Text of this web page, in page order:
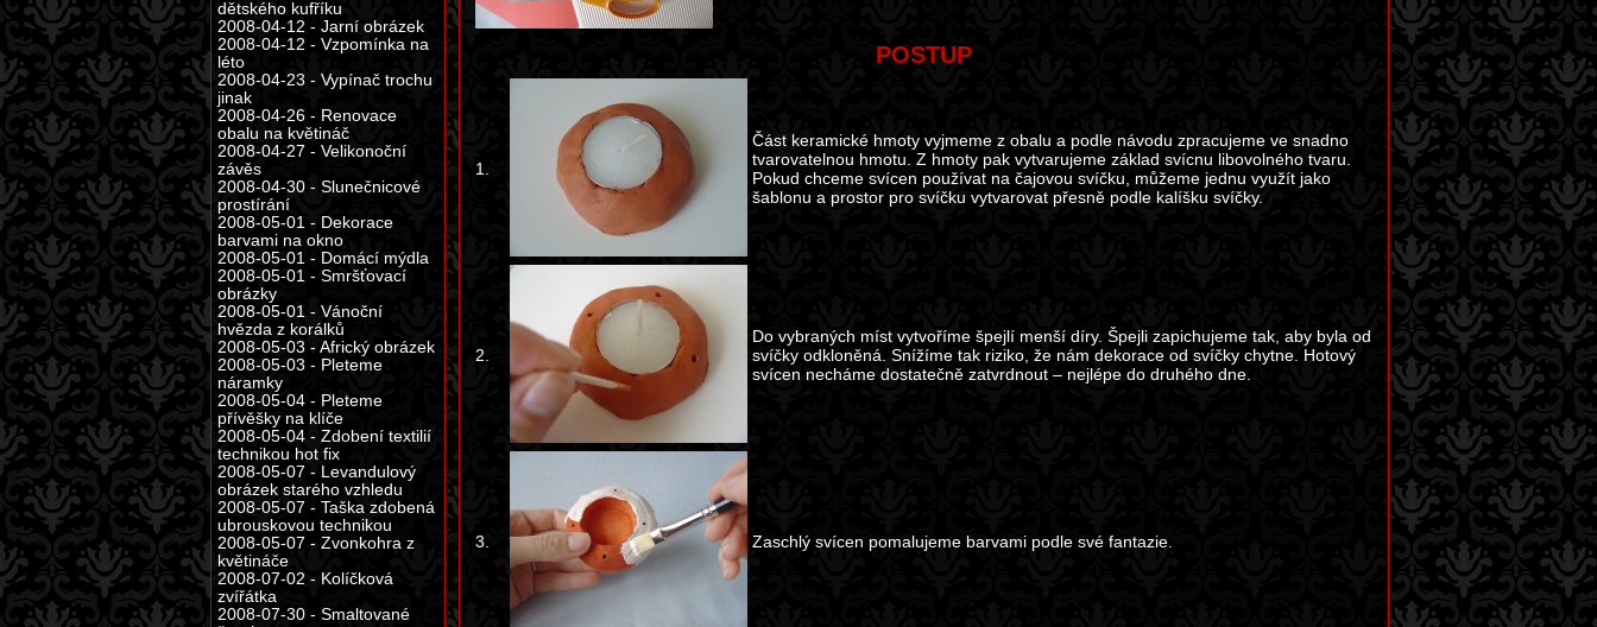
POSTUP
1.
Část keramické hmoty vyjmeme z obalu a podle návodu zpracujeme ve snadno
tvarovatelnou hmotu. Z hmoty pak vytvarujeme základ svícnu libovolného tvaru.
Pokud chceme svícen používat na čajovou svíčku, můžeme jednu využít jako
šablonu a prostor pro svíčku vytvarovat přesně podle kalíšku svíčky.
2.
Do vybraných míst vytvoříme špejlí menší díry. Špejli zapichujeme tak, aby byla od
svíčky odkloněná. Snížíme tak riziko, že nám dekorace od svíčky chytne. Hotový
svícen necháme dostatečně zatvrdnout – nejlépe do druhého dne.
3. Zaschlý svícen pomalujeme barvami podle své fantazie.
dětského kufříku
2008-04-12 - Jarní obrázek
2008-04-12 - Vzpomínka na
léto
2008-04-23 - Vypínač trochu
jinak
2008-04-26 - Renovace
obalu na květináč
2008-04-27 - Velikonoční
závěs
2008-04-30 - Slunečnicové
prostírání
2008-05-01 - Dekorace
barvami na okno
2008-05-01 - Domácí mýdla
2008-05-01 - Smršťovací
obrázky
2008-05-01 - Vánoční
hvězda z korálků
2008-05-03 - Africký obrázek
2008-05-03 - Pleteme
náramky
2008-05-04 - Pleteme
přívěšky na klíče
2008-05-04 - Zdobení textilií
technikou hot fix
2008-05-07 - Levandulový
obrázek starého vzhledu
2008-05-07 - Taška zdobená
ubrouskovou technikou
2008-05-07 - Zvonkohra z
květináče
2008-07-02 - Kolíčková
zvířátka
2008-07-30 - Smaltované